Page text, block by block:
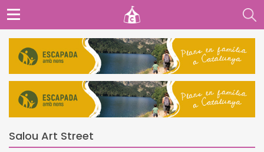
Salou Art Street